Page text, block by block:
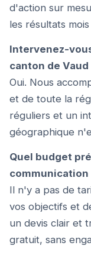
d'action sur
les résultats
Intervenez-
canton de Vaud
Oui. Nous
et de toute la
réguliers et un
géographique
Quel budget
communication
Il n'y a pas de
vos objectifs et
un devis clair et
gratuit, sans